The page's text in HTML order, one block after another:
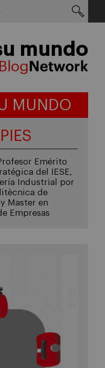
mundo
MUNDO
Emérito
del IESE,
Industrial por
de
Master en
Empresas